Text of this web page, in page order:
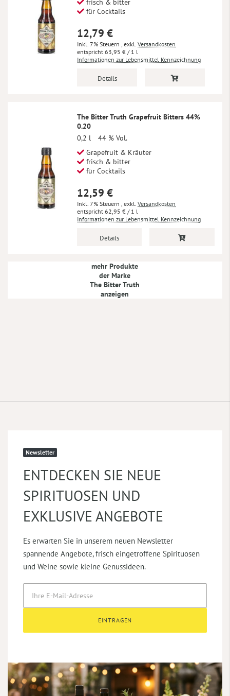
frisch & bitter
für Cocktails
12,79 €
Inkl. 7% Steuern , exkl. Versandkosten
63,95 € / 1 l
Informationen zur Lebensmittel Kennzeichnung
Details
The Bitter Truth Grapefruit Bitters 44%
0.20
0,2 l
44 % Vol.
Grapefruit & Kräuter
frisch & bitter
für Cocktails
12,59 €
Inkl. 7% Steuern , exkl. Versandkosten
62,95 € / 1 l
Informationen zur Lebensmittel Kennzeichnung
Details
mehr Produkte
der Marke
The Bitter Truth
anzeigen
Newsletter
ENTDECKEN SIE NEUE
SPIRITUOSEN UND
EXKLUSIVE ANGEBOTE
Es erwarten Sie in unserem neuen Newsletter
spannende Angebote, frisch eingetroffene Spirituosen
und Weine sowie kleine Genussideen.
EINTRAGEN